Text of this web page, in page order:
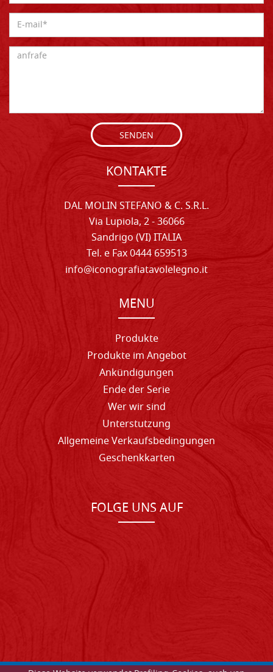
SENDEN
KONTAKTE
DAL MOLIN STEFANO & C. S.R.L.
Via Lupiola, 2 - 36066
Sandrigo (VI) ITALIA
Tel. e Fax 0444 659513
info@iconografiatavolelegno.it
MENU
Produkte
Produkte im Angebot
Ankündigungen
Ende der Serie
Wer wir sind
Unterstutzung
Allgemeine Verkaufsbedingungen
Geschenkkarten
FOLGE UNS AUF